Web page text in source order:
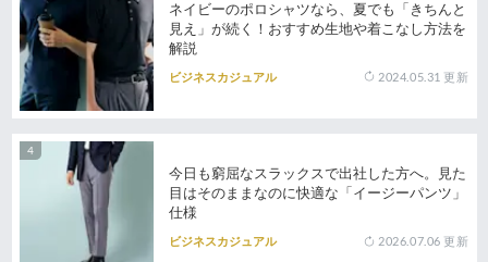
ネイビーのポロシャツなら、夏でも「きちんと
見え」が続く！おすすめ生地や着こなし方法を
解説
ビジネスカジュアル 2024.05.31 更新
今日も窮屈なスラックスで出社した方へ。見た
目はそのままなのに快適な「イージーパンツ」
仕様
ビジネスカジュアル 2026.07.06 更新